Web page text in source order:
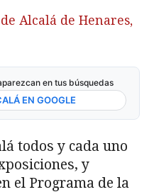
Alcalá de Henares,
en tus búsquedas
EN GOOGLE
todos y cada uno
y
el Programa de la